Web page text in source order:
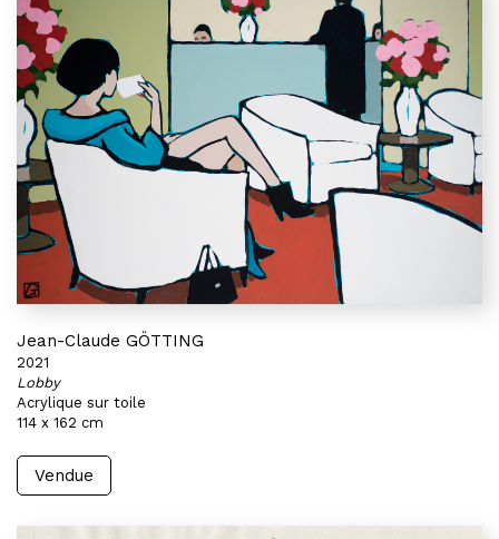
Jean-Claude GÖTTING
2021
Lobby
Acrylique sur toile
114 x 162 cm
Vendue